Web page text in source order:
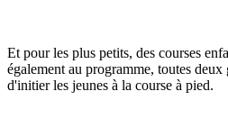
Et pour les plus petits, des courses
également au programme, toutes
d'initier les jeunes à la course à pied.